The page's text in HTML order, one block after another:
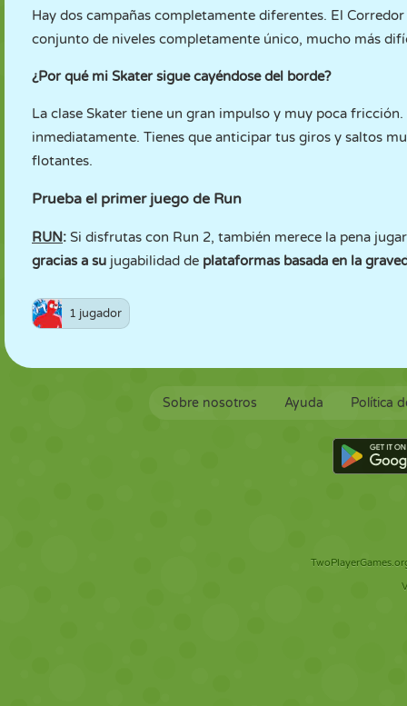
Hay dos campañas completamente diferentes. El
conjunto de niveles completamente único, mucho más
¿Por qué mi Skater sigue cayéndose del borde?
La clase Skater tiene un gran impulso y muy poca
inmediatamente. Tienes que anticipar tus giros y saltos
flotantes.
Prueba el primer juego de Run
RUN: Si disfrutas con Run 2, también merece la pena
gracias a su jugabilidad de plataformas basada en la
1 jugador
Sobre nosotros Ayuda Política